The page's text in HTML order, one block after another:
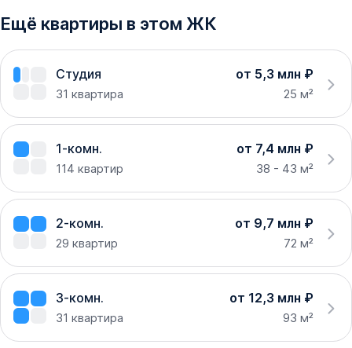
Ещё квартиры в этом ЖК
Студия от 5,3 млн ₽
31 квартира 25 м²
1-комн. от 7,4 млн ₽
114 квартир 38 - 43 м²
2-комн. от 9,7 млн ₽
29 квартир 72 м²
3-комн. от 12,3 млн ₽
31 квартира 93 м²